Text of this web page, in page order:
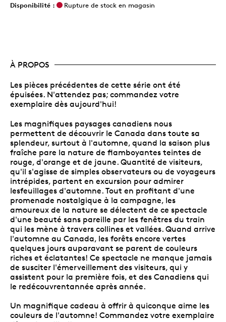
Disponibilité :
Rupture de stock en magasin
À PROPOS
Les pièces précédentes de cette série ont été
épuisées. N'attendez pas; commandez votre
exemplaire dès aujourd'hui!
Les magnifiques paysages canadiens nous
permettent de découvrir le Canada dans toute sa
splendeur, surtout à l'automne, quand la saison plus
fraîche pare la nature de flamboyantes teintes de
rouge, d'orange et de jaune. Quantité de visiteurs,
qu'il s'agisse de simples observateurs ou de voyageurs
intrépides, partent en excursion pour admirer
lesfeuillages d'automne. Tout en profitant d'une
promenade nostalgique à la campagne, les
amoureux de la nature se délectent de ce spectacle
d'une beauté sans pareille par les fenêtres du train
qui les mène à travers collines et vallées. Quand arrive
l'automne au Canada, les forêts encore vertes
quelques jours auparavant se parent de couleurs
riches et éclatantes! Ce spectacle ne manque jamais
de susciter l'émerveillement des visiteurs, qui y
assistent pour la première fois, et des Canadiens qui
le redécouvrentannée après année.
Un magnifique cadeau à offrir à quiconque aime les
couleurs de l'automne! Commandez votre exemplaire